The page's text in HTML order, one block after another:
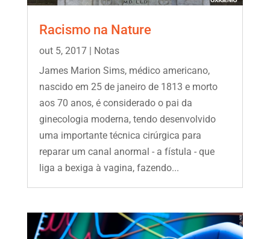
Racismo na Nature
out 5, 2017| Notas
James Marion Sims, médico americano,
nascido em 25 de janeiro de 1813 e morto
aos 70 anos, é considerado o pai da
ginecologia moderna, tendo desenvolvido
uma importante técnica cirúrgica para
reparar um canal anormal - a fístula - que
liga a bexiga à vagina, fazendo...